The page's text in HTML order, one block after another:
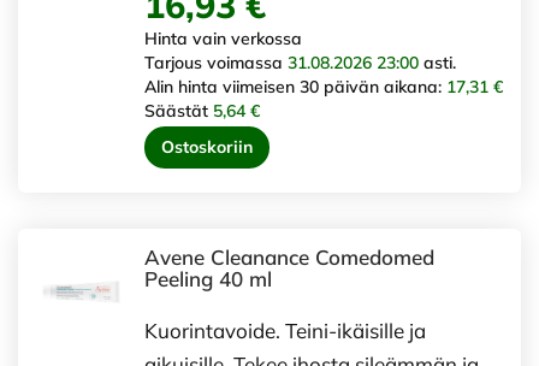
Hinta vain verkossa
Tarjous voimassa 31.08.2026 23:00 asti.
Alin hinta viimeisen 30 päivän aikana: 17,31 €
Säästät 5,64 €
Ostoskoriin
Avene Cleanance Comedomed
Peeling 40 ml
Kuorintavoide. Teini-ikäisille ja